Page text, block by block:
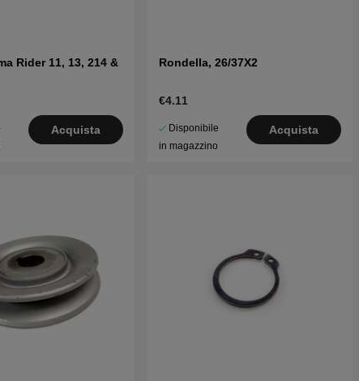
Rider 11, 13, 214 &
Acquista
Rondella, 26/37X2
€4.11
Disponibile
in magazzino
Acquista